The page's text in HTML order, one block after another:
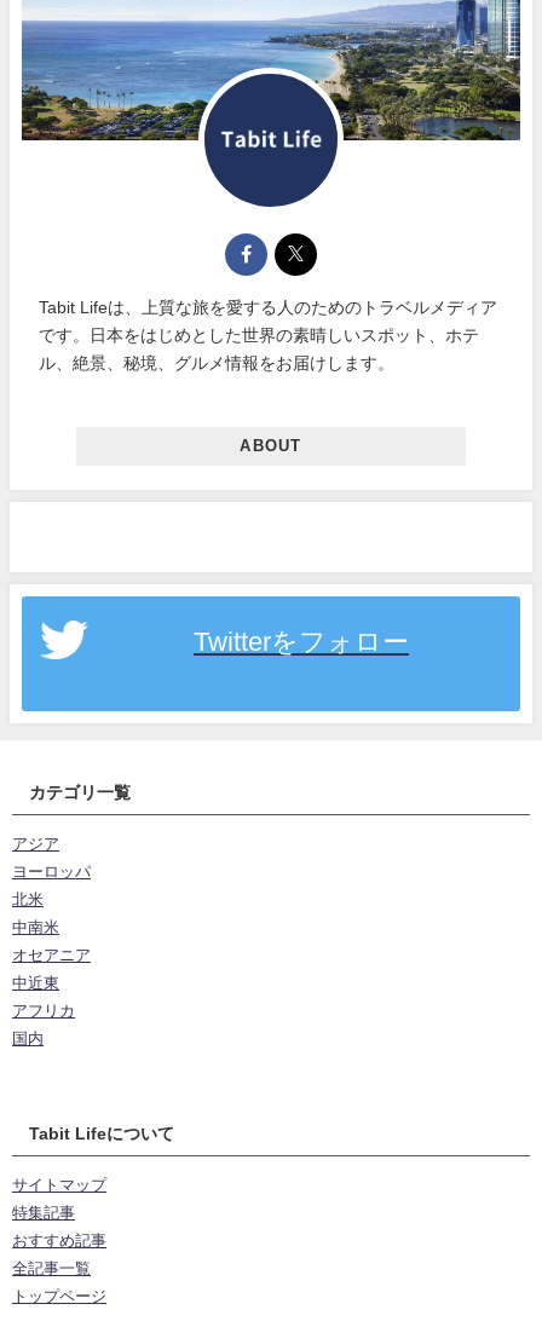
Tabit Lifeは、上質な旅を愛する人のためのトラベルメディア
です。日本をはじめとした世界の素晴しいスポット、ホテ
ル、絶景、秘境、グルメ情報をお届けします。
ABOUT
Twitterをフォロー
カテゴリ一覧
アジア
ヨーロッパ
北米
中南米
オセアニア
中近東
アフリカ
国内
Tabit Lifeについて
サイトマップ
特集記事
おすすめ記事
全記事一覧
トップページ